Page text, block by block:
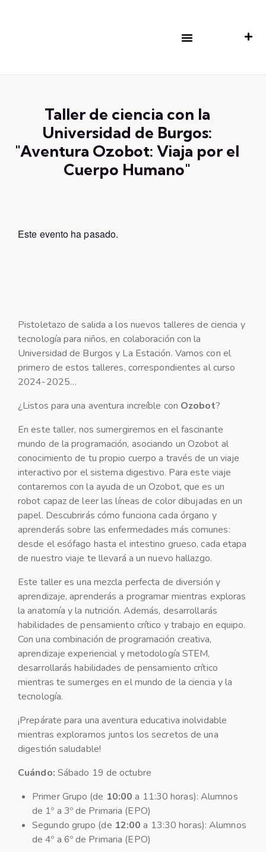
Taller de ciencia con la
Universidad de Burgos:
"Aventura Ozobot: Viaja por el
Cuerpo Humano"
Este evento ha pasado.
Pistoletazo de salida a los nuevos talleres de ciencia y
tecnología para niños, en colaboración con la
Universidad de Burgos y La Estación. Vamos con el
primero de estos talleres, correspondientes al curso
2024-2025…
¿Listos para una aventura increíble con Ozobot?
En este taller, nos sumergiremos en el fascinante
mundo de la programación, asociando un Ozobot al
conocimiento de tu propio cuerpo a través de un viaje
interactivo por el sistema digestivo. Para este viaje
contaremos con la ayuda de un Ozobot, que es un
robot capaz de leer las líneas de color dibujadas en un
papel. Descubrirás cómo funciona cada órgano y
aprenderás sobre las enfermedades más comunes:
desde el esófago hasta el intestino grueso, cada etapa
de nuestro viaje te llevará a un nuevo hallazgo.
Este taller es una mezcla perfecta de diversión y
aprendizaje, aprenderás a programar mientras exploras
la anatomía y la nutrición. Además, desarrollarás
habilidades de pensamiento crítico y trabajo en equipo.
Con una combinación de programación creativa,
aprendizaje experiencial y metodología STEM,
desarrollarás habilidades de pensamiento crítico
mientras te sumerges en el mundo de la ciencia y la
tecnología.
¡Prepárate para una aventura educativa inolvidable
mientras exploramos juntos los secretos de una
digestión saludable!
Cuándo: Sábado 19 de octubre
Primer Grupo (de 10:00 a 11:30 horas): Alumnos
de 1º a 3º de Primaria (EPO)
Segundo grupo (de 12:00 a 13:30 horas): Alumnos
de 4º a 6º de Primaria (EPO)